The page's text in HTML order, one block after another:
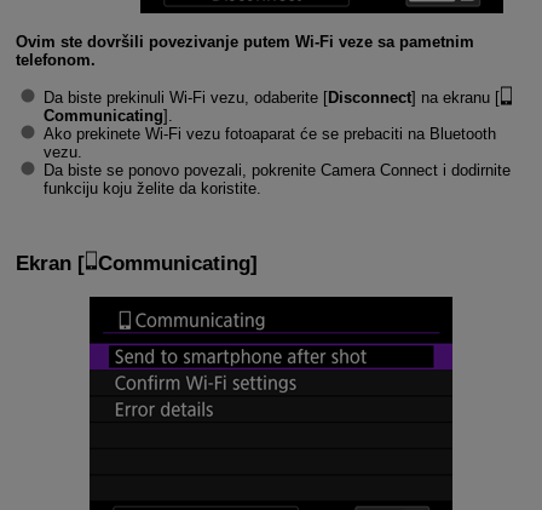
Ovim ste dovršili povezivanje putem Wi-Fi veze sa pametnim
telefonom.
Da biste prekinuli Wi-Fi vezu, odaberite [Disconnect] na ekranu [
Communicating].
Ako prekinete Wi-Fi vezu fotoaparat će se prebaciti na Bluetooth
vezu.
Da biste se ponovo povezali, pokrenite Camera Connect i dodirnite
funkciju koju želite da koristite.
Ekran [ Communicating]